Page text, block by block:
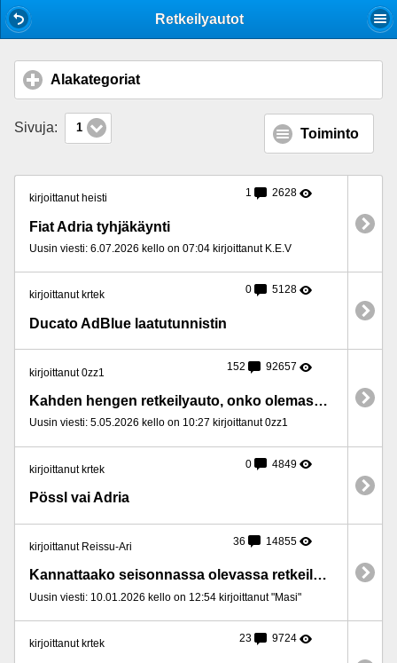
Retkeilyautot
Alakategoriat
Sivuja: 1 Toiminto
kirjoittanut heisti 1 2628
Fiat Adria tyhjäkäynti
Uusin viesti: 6.07.2026 kello on 07:04 kirjoittanut K.E.V
kirjoittanut krtek 0 5128
Ducato AdBlue laatutunnistin
kirjoittanut 0zz1 152 92657
Kahden hengen retkeilyauto, onko olemassa?
Uusin viesti: 5.05.2026 kello on 10:27 kirjoittanut 0zz1
kirjoittanut krtek 0 4849
Pössl vai Adria
kirjoittanut Reissu-Ari 36 14855
Kannattaako seisonnassa olevassa retkeilyautossa pitää talviseisonnassa lämmitys
Uusin viesti: 10.01.2026 kello on 12:54 kirjoittanut "Masi"
kirjoittanut krtek 23 9724